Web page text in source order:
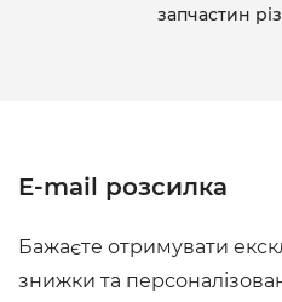
запчастин
E-mail розсилка
Бажаєте отримувати
знижки та